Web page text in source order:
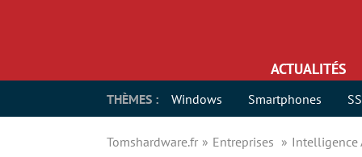
ACTUALITÉS
THÈMES : Windows Smartphones
Tomshardware.fr Entreprises